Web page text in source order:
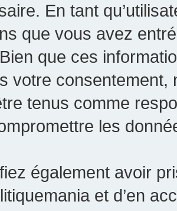
En tant
que vous avez
que ces
votre consentement,
tenus comme
les
également avoir
et d’en